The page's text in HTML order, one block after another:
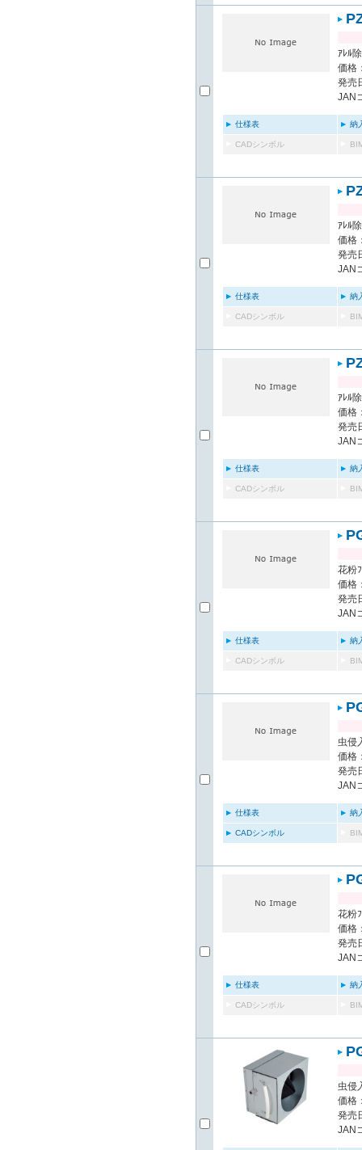
ｱﾚﾙ
価格
発売
JAN
仕様表 納
CADシンボル
ｱﾚﾙ
価格
発売
JAN
仕様表 納
CADシンボル
ｱﾚﾙ
価格
発売
JAN
仕様表 納
CADシンボル
花粉
価格
発売
JAN
仕様表 納
CADシンボル
虫侵
価格
発売
JAN
仕様表 納
CADシンボル
花粉
価格
発売
JAN
仕様表 納
CADシンボル
虫侵
価格
発売
JAN